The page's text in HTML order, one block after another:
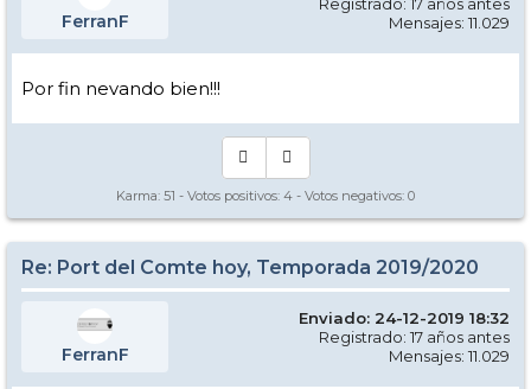
FerranF
Registrado: 17 años antes
Mensajes: 11.029
Por fin nevando bien!!!
Karma: 51 - Votos positivos: 4 - Votos negativos: 0
Re: Port del Comte hoy, Temporada 2019/2020
FerranF
Enviado: 24-12-2019 18:32
Registrado: 17 años antes
Mensajes: 11.029